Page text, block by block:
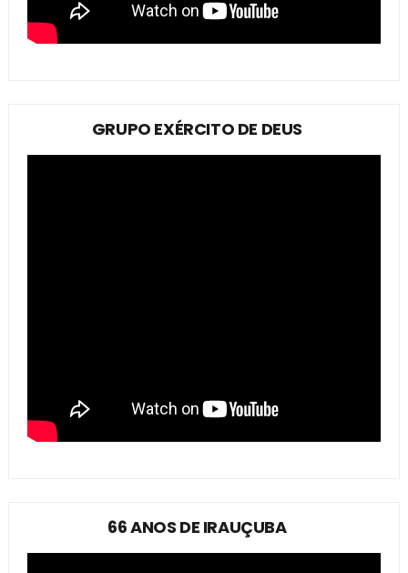
GRUPO EXÉRCITO DE DEUS
66 ANOS DE IRAUÇUBA